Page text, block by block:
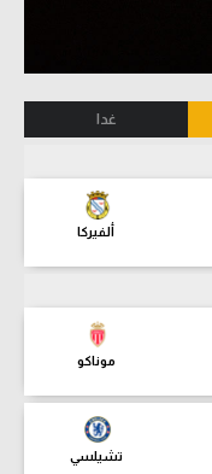
غدا
ألفيركا
موناكو
تشيلسي